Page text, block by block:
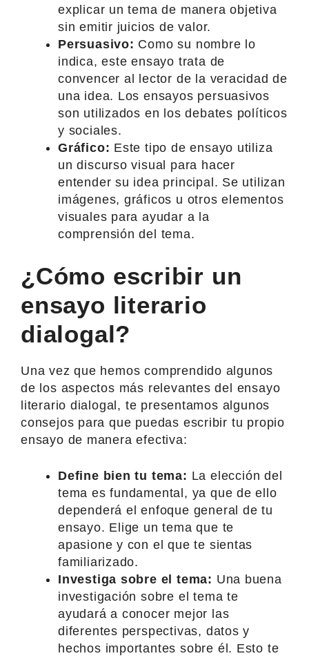
explicar un tema de manera objetiva
sin emitir juicios de valor.
Persuasivo: Como su nombre lo
indica, este ensayo trata de
convencer al lector de la veracidad de
una idea. Los ensayos persuasivos
son utilizados en los debates políticos
y sociales.
Gráfico: Este tipo de ensayo utiliza
un discurso visual para hacer
entender su idea principal. Se utilizan
imágenes, gráficos u otros elementos
visuales para ayudar a la
comprensión del tema.
¿Cómo escribir un
ensayo literario
dialogal?
Una vez que hemos comprendido algunos
de los aspectos más relevantes del ensayo
literario dialogal, te presentamos algunos
consejos para que puedas escribir tu propio
ensayo de manera efectiva:
Define bien tu tema: La elección del
tema es fundamental, ya que de ello
dependerá el enfoque general de tu
ensayo. Elige un tema que te
apasione y con el que te sientas
familiarizado.
Investiga sobre el tema: Una buena
investigación sobre el tema te
ayudará a conocer mejor las
diferentes perspectivas, datos y
hechos importantes sobre él. Esto te